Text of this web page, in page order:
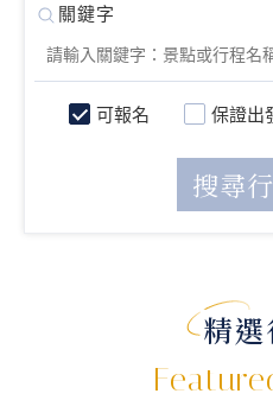
可報名 保證出
精選